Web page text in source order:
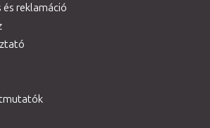
és reklamáció